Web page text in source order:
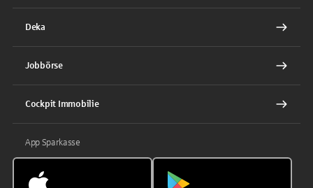
Deka
Jobbörse
Cockpit Immobilie
App Sparkasse